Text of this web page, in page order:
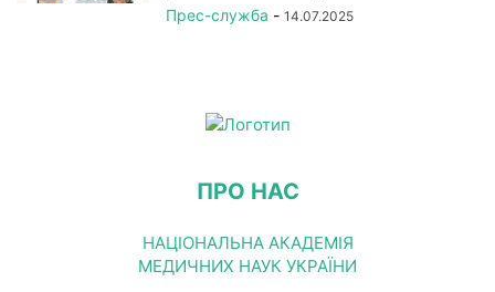
Прес-служба - 14.07.2025
ПРО НАС
НАЦІОНАЛЬНА АКАДЕМІЯ
МЕДИЧНИХ НАУК УКРАЇНИ